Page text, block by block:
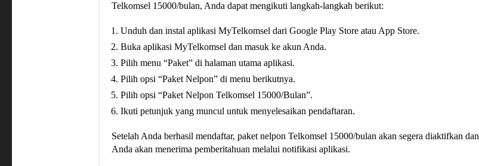
Telkomsel 15000/bulan, Anda dapat mengikuti langkah-langkah berikut:
Unduh dan instal aplikasi MyTelkomsel dari Google Play Store atau App Store.
Buka aplikasi MyTelkomsel dan masuk ke akun Anda.
Pilih menu “Paket” di halaman utama aplikasi.
Pilih opsi “Paket Nelpon” di menu berikutnya.
Pilih opsi “Paket Nelpon Telkomsel 15000/Bulan”.
Ikuti petunjuk yang muncul untuk menyelesaikan pendaftaran.
Setelah Anda berhasil mendaftar, paket nelpon Telkomsel 15000/bulan akan segera diaktifkan dan
Anda akan menerima pemberitahuan melalui notifikasi aplikasi.